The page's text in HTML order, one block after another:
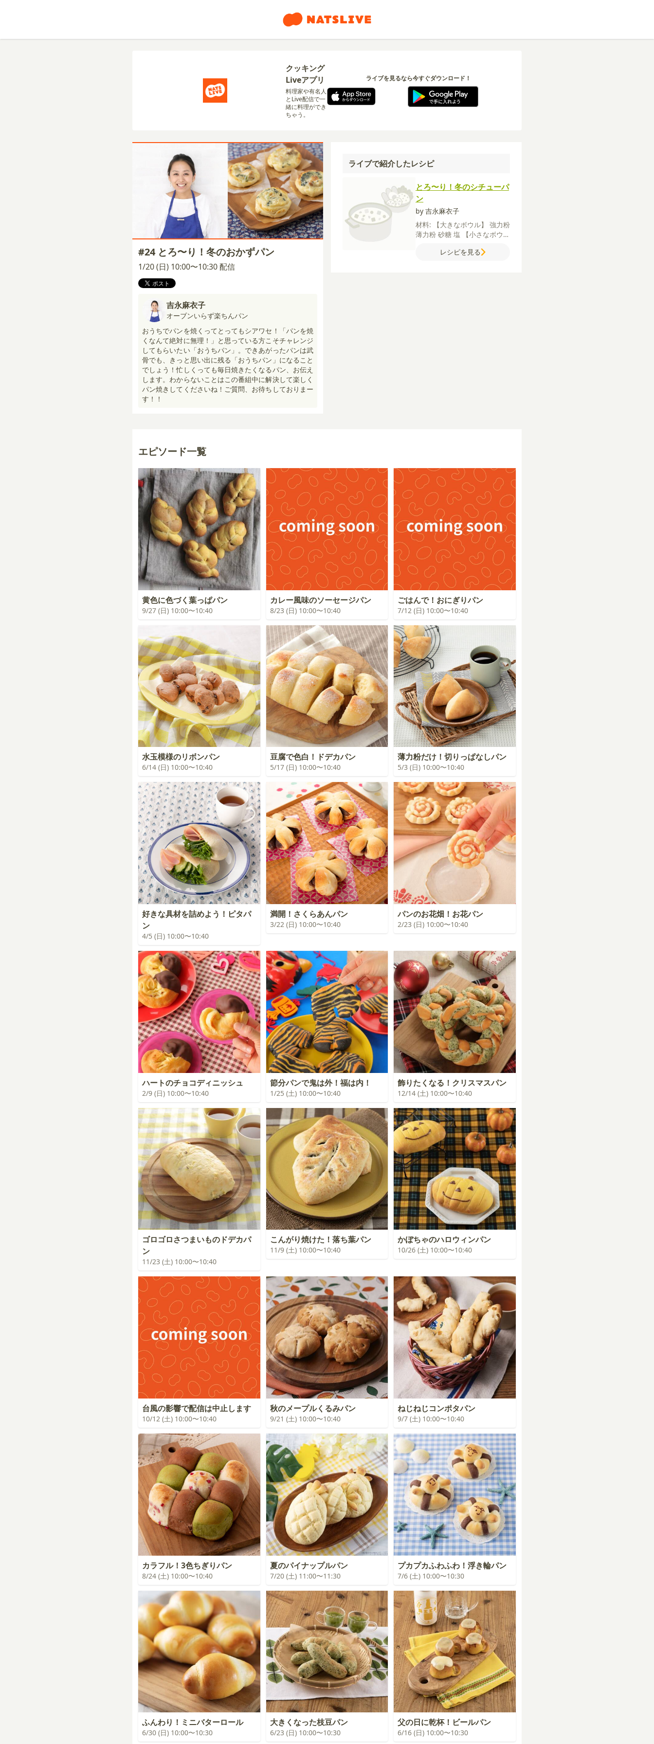
クッキング
Liveアプリ
料理家や有名人
とLive配信で一
緒に料理ができ
ちゃう。
ライブを見るなら今すぐダウンロード！
#24 とろ〜り！冬のおかずパン
1/20 (日) 10:00〜10:30 配信
吉永麻衣子
オーブンいらず楽ちんパン
おうちでパンを焼くってとってもシアワセ！「パンを焼
くなんて絶対に無理！」と思っている方こそチャレンジ
してもらいたい「おうちパン」。できあがったパンは武
骨でも、きっと思い出に残る「おうちパン」になること
でしょう！忙しくっても毎日焼きたくなるパン、お伝え
します。わからないことはこの番組中に解決して楽しく
パン焼きしてくださいね！ご質問、お待ちしておりまー
す！！
ライブで紹介したレシピ
とろ〜り！冬のシチューパ
ン
by 吉永麻衣子
材料:
【大きなボウル】 強力粉
薄力粉 砂糖 塩
【小さなボウ
ントドライイーストオリーブ
レシピを見る
エピソード一覧
黄色に色づく葉っぱパン
9/27 (日) 10:00〜10:40
カレー風味のソーセージパン
8/23 (日) 10:00〜10:40
ごはんで！おにぎりパン
7/12 (日) 10:00〜10:40
水玉模様のリボンパン
6/14 (日) 10:00〜10:40
豆腐で色白！ドデカパン
5/17 (日) 10:00〜10:40
薄力粉だけ！切りっぱなしパン
5/3 (日) 10:00〜10:40
好きな具材を詰めよう！ピタパ
ン
4/5 (日) 10:00〜10:40
満開！さくらあんパン
3/22 (日) 10:00〜10:40
パンのお花畑！お花パン
2/23 (日) 10:00〜10:40
ハートのチョコディニッシュ
2/9 (日) 10:00〜10:40
節分パンで鬼は外！福は内！
1/25 (土) 10:00〜10:40
飾りたくなる！クリスマスパン
12/14 (土) 10:00〜10:40
ゴロゴロさつまいものドデカパ
ン
11/23 (土) 10:00〜10:40
こんがり焼けた！落ち葉パン
11/9 (土) 10:00〜10:40
かぼちゃのハロウィンパン
10/26 (土) 10:00〜10:40
台風の影響で配信は中止します
10/12 (土) 10:00〜10:40
秋のメープルくるみパン
9/21 (土) 10:00〜10:40
ねじねじコンポタパン
9/7 (土) 10:00〜10:40
カラフル！3色ちぎりパン
8/24 (土) 10:00〜10:40
夏のパイナップルパン
7/20 (土) 11:00〜11:30
プカプカふわふわ！浮き輪パン
7/6 (土) 10:00〜10:30
ふんわり！ミニバターロール
6/30 (日) 10:00〜10:30
大きくなった枝豆パン
6/23 (日) 10:00〜10:30
父の日に乾杯！ビールパン
6/16 (日) 10:00〜10:30